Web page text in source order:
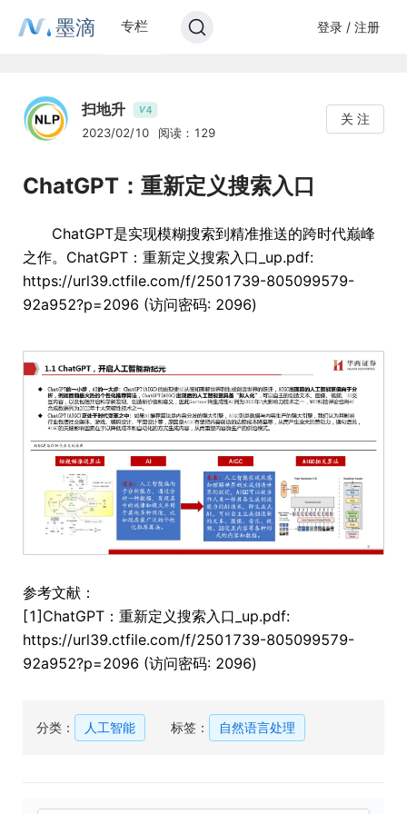
墨滴 专栏 登录 / 注册
扫地升 V4
2023/02/10 阅读：129
关 注
ChatGPT：重新定义搜索入口
ChatGPT是实现模糊搜索到精准推送的跨时代巅峰
之作。ChatGPT：重新定义搜索入口_up.pdf:
https://url39.ctfile.com/f/2501739-805099579-
92a952?p=2096 (访问密码: 2096)
参考文献：
[1]ChatGPT：重新定义搜索入口_up.pdf:
https://url39.ctfile.com/f/2501739-805099579-
92a952?p=2096 (访问密码: 2096)
分类： 人工智能 标签： 自然语言处理